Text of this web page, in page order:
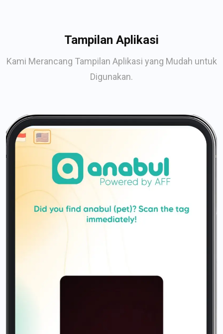
Tampilan Aplikasi
Kami Merancang Tampilan Aplikasi yang Mudah untuk
Digunakan.